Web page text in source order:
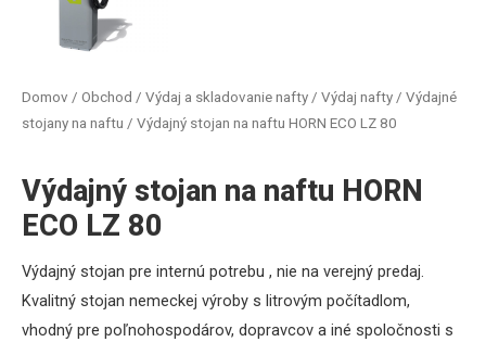
Domov / Obchod / Výdaj a skladovanie nafty / Výdaj nafty / Výdajné
stojany na naftu / Výdajný stojan na naftu HORN ECO LZ 80
Výdajný stojan na naftu HORN
ECO LZ 80
Výdajný stojan pre internú potrebu , nie na verejný predaj.
Kvalitný stojan nemeckej výroby s litrovým počítadlom,
vhodný pre poľnohospodárov, dopravcov a iné spoločnosti s